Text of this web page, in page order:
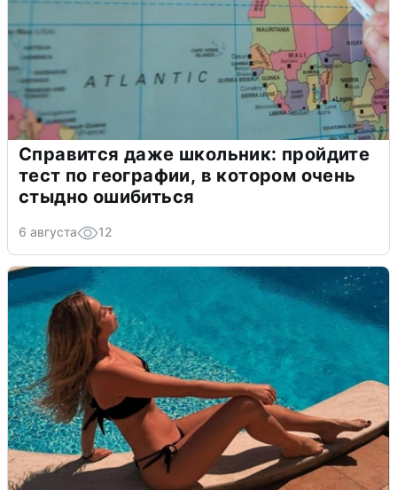
Справится даже школьник: пройдите
тест по географии, в котором очень
стыдно ошибиться
6 августа 12